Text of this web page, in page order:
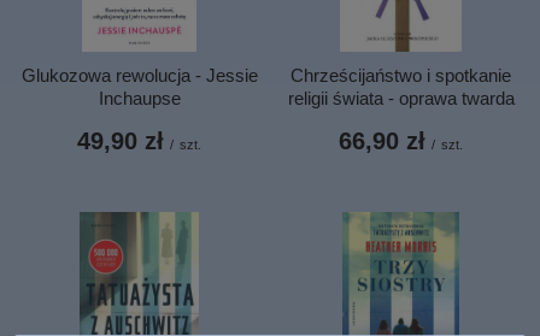
Glukozowa rewolucja - Jessie
Inchaupse
49,90 zł / szt.
Chrześcijaństwo i spotkanie
religii świata - oprawa twarda
66,90 zł / szt.